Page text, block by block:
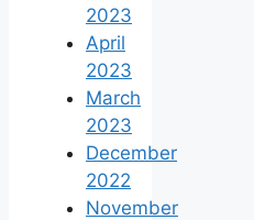
2023
April
2023
March
2023
December
2022
November